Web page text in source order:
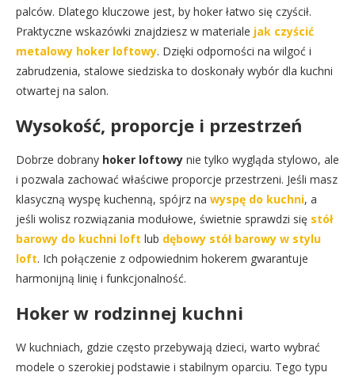
palców. Dlatego kluczowe jest, by hoker łatwo się czyścił.
Praktyczne wskazówki znajdziesz w materiale jak czyścić
metalowy hoker loftowy. Dzięki odporności na wilgoć i
zabrudzenia, stalowe siedziska to doskonały wybór dla kuchni
otwartej na salon.
Wysokość, proporcje i przestrzeń
Dobrze dobrany hoker loftowy nie tylko wygląda stylowo, ale
i pozwala zachować właściwe proporcje przestrzeni. Jeśli masz
klasyczną wyspę kuchenną, spójrz na wyspę do kuchni, a
jeśli wolisz rozwiązania modułowe, świetnie sprawdzi się stół
barowy do kuchni loft lub dębowy stół barowy w stylu
loft. Ich połączenie z odpowiednim hokerem gwarantuje
harmonijną linię i funkcjonalność.
Hoker w rodzinnej kuchni
W kuchniach, gdzie często przebywają dzieci, warto wybrać
modele o szerokiej podstawie i stabilnym oparciu. Tego typu